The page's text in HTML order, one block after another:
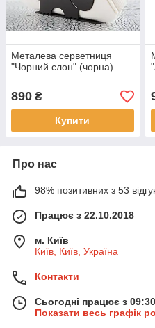
Металева серветниця
"Чорний слон" (чорна)
890 ₴
Купити
Про нас
98% позитивних з 53
Працює з 22.10.2018
м. Київ
Київ, Київ, Україна
Контакти
Сьогодні працює з
Показати весь графік